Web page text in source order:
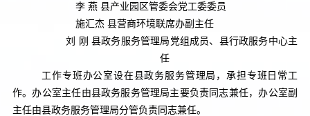
李 燕 县产业园区管委会党工委委员
施汇杰 县营商环境联席办副主任
刘 刚 县政务服务管理局党组成员、县行政服务中心主
任
工作专班办公室设在县政务服务管理局，承担专班日常工
作。办公室主任由县政务服务管理局主要负责同志兼任，办公室副
主任由县政务服务管理局分管负责同志兼任。